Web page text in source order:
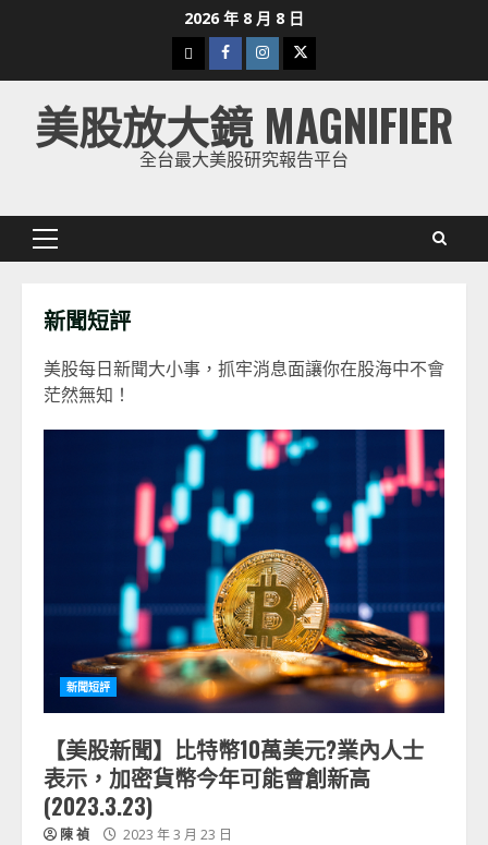
2026 年 8 月 8 日
下
載
美
股
Facebook
Instagram
Twitter
美股放大鏡 MAGNIFIER
全台最大美股研究報告平台
Primary
新聞短評
美股每日新聞大小事，抓牢消息面讓你在股海中不會
茫然無知！
新聞短評
【美股新聞】比特幣10萬美元?業內人士
表示，加密貨幣今年可能會創新高
(2023.3.23)
陳 禎 2023 年 3 月 23 日